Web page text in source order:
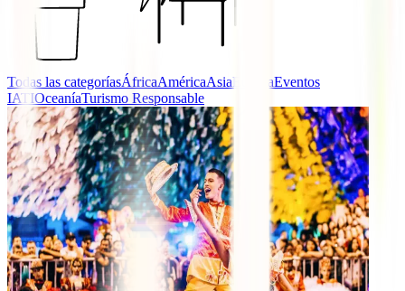
Todas las categoríasÁfricaAméricaAsiaEuropaEventos
IATIOceaníaTurismo Responsable